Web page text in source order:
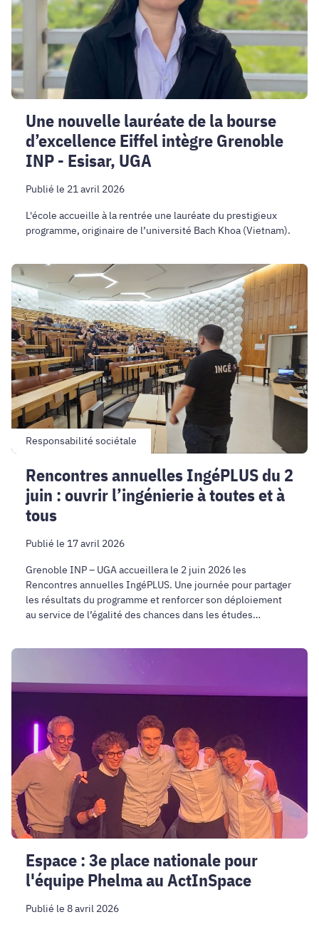
d’excellence
Eiffel
intègre
Grenoble
INP
-
Esisar,
UGA
Une nouvelle lauréate de la bourse
d’excellence Eiffel intègre Grenoble
INP - Esisar, UGA
Publié le 21 avril 2026
L'école accueille à la rentrée une lauréate du prestigieux
programme, originaire de l’université Bach Khoa (Vietnam).
Rencontres
annuelles
IngéPLUS
du
2
juin
:
ouvrir
l’ingénierie
à
toutes
et
tous
Responsabilité sociétale
Rencontres annuelles IngéPLUS du 2
juin : ouvrir l’ingénierie à toutes et à
tous
Publié le 17 avril 2026
Grenoble INP – UGA accueillera le 2 juin 2026 les
Rencontres annuelles IngéPLUS. Une journée pour partager
les résultats du programme et renforcer son déploiement
au service de l’égalité des chances dans les études
Espace
3e
nationale
pour
l'équipe
Phelma
au
ActInSpace
Espace : 3e place nationale pour
l'équipe Phelma au ActInSpace
Publié le 8 avril 2026